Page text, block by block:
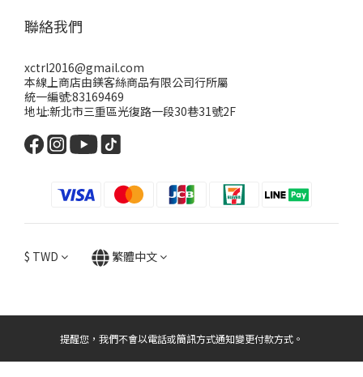
聯絡我們
xctrl2016@gmail.com
本線上商店由鎂客絲商品有限公司行所屬
統一編號:83169469
地址:新北市三重區光復路一段30巷31號2F
$ TWD 繁體中文
提醒您，我們不會以電話或簡訊方式通知變更付款方式。